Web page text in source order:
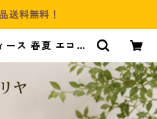
送料無料！
ース 春夏 エコア
メイド | Cultur